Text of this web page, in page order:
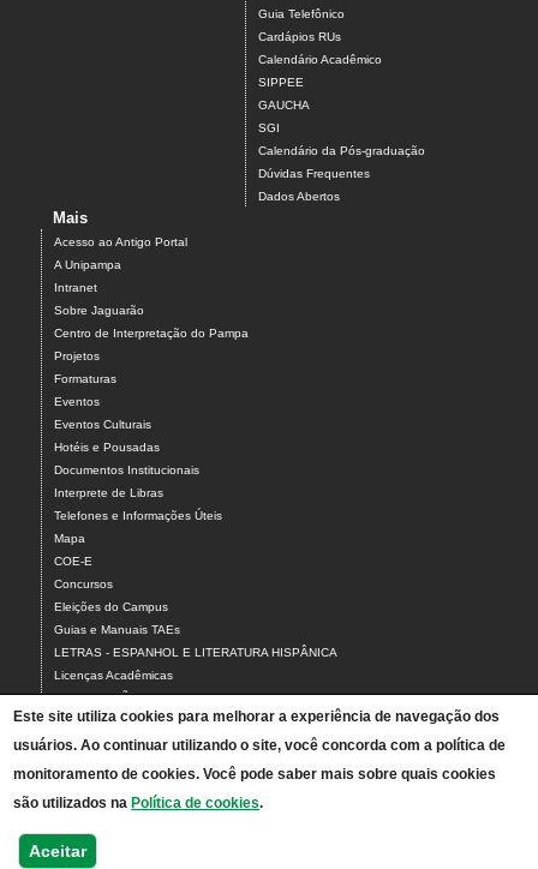
Guia Telefônico
Cardápios RUs
Calendário Acadêmico
SIPPEE
GAUCHA
SGI
Calendário da Pós-graduação
Dúvidas Frequentes
Dados Abertos
Mais
Acesso ao Antigo Portal
A Unipampa
Intranet
Sobre Jaguarão
Centro de Interpretação do Pampa
Projetos
Formaturas
Eventos
Eventos Culturais
Hotéis e Pousadas
Documentos Institucionais
Interprete de Libras
Telefones e Informações Úteis
Mapa
COE-E
Concursos
Eleições do Campus
Guias e Manuais TAEs
LETRAS - ESPANHOL E LITERATURA HISPÂNICA
Licenças Acadêmicas
MANUTENÇÃO
NInA
NUDE
Neabi Jaguarão
SISU
Vídeos Formaturas
Este site utiliza cookies para melhorar a experiência de navegação dos
usuários. Ao continuar utilizando o site, você concorda com a política de
monitoramento de cookies. Você pode saber mais sobre quais cookies
são utilizados na Política de cookies.
Aceitar